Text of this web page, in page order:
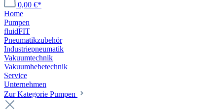
0,00 €*
Home
Pumpen
fluidFIT
Pneumatikzubehör
Industriepneumatik
Vakuumtechnik
Vakuumhebetechnik
Service
Unternehmen
Zur Kategorie Pumpen